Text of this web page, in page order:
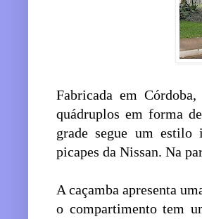
Fabricada em
quádruplos em forma
grade segue um
picapes da Nissan. Na
A caçamba apresenta
o compartimento tem